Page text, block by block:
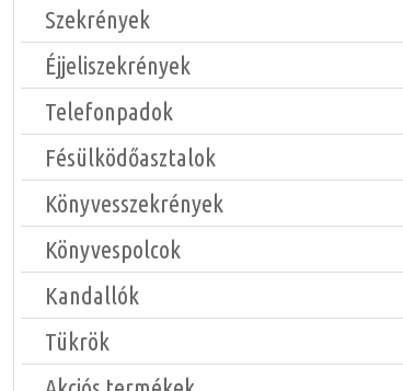
Szekrények
Éjjeliszekrények
Telefonpadok
Fésülködőasztalok
Könyvesszekrények
Könyvespolcok
Kandallók
Tükrök